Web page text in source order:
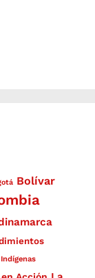
Bolívar
Indígenas